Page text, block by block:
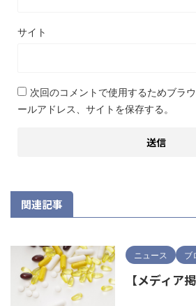
サイト
次回のコメントで使用するためブラ
ールアドレス、サイトを保存する。
関連記事
ニュース ブ
【メディア